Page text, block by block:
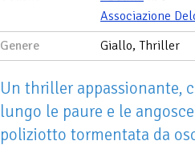
Associazione
Genere
Giallo, Thriller
Un thriller appassionante,
lungo le paure e le
poliziotto tormentata da